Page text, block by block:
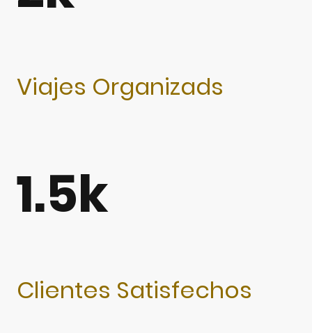
Viajes Organizads
1.5k
Clientes Satisfechos